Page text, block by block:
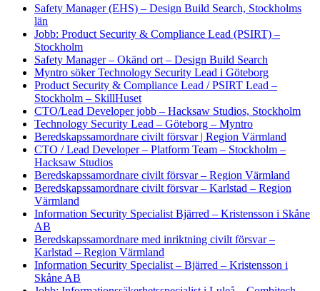
Safety Manager (EHS) – Design Build Search, Stockholms
län
Jobb: Product Security & Compliance Lead (PSIRT) –
Stockholm
Safety Manager – Okänd ort – Design Build Search
Myntro söker Technology Security Lead i Göteborg
Product Security & Compliance Lead / PSIRT Lead –
Stockholm – SkillHuset
CTO/Lead Developer jobb – Hacksaw Studios, Stockholm
Technology Security Lead – Göteborg – Myntro
Beredskapssamordnare civilt försvar | Region Värmland
CTO / Lead Developer – Platform Team – Stockholm –
Hacksaw Studios
Beredskapssamordnare civilt försvar – Region Värmland
Beredskapssamordnare civilt försvar – Karlstad – Region
Värmland
Information Security Specialist Bjärred – Kristensson i Skåne
AB
Beredskapssamordnare med inriktning civilt försvar –
Karlstad – Region Värmland
Information Security Specialist – Bjärred – Kristensson i
Skåne AB